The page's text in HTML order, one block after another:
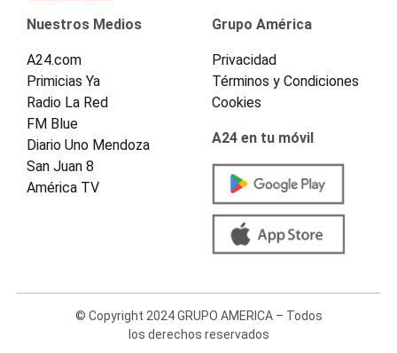
Nuestros Medios
A24.com
Primicias Ya
Radio La Red
FM Blue
Diario Uno Mendoza
San Juan 8
América TV
Grupo América
Privacidad
Términos y Condiciones
Cookies
A24 en tu móvil
© Copyright 2024 GRUPO AMERICA – Todos
los derechos reservados